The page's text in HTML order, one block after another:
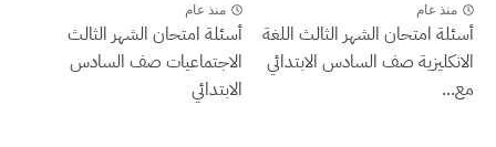
منذ عام
أسئلة امتحان الشهر الثالث اللغة
الانكليزية صف السادس الابتدائي
مع...
منذ عام
أسئلة امتحان الشهر الثالث
الاجتماعيات صف السادس
الابتدائي